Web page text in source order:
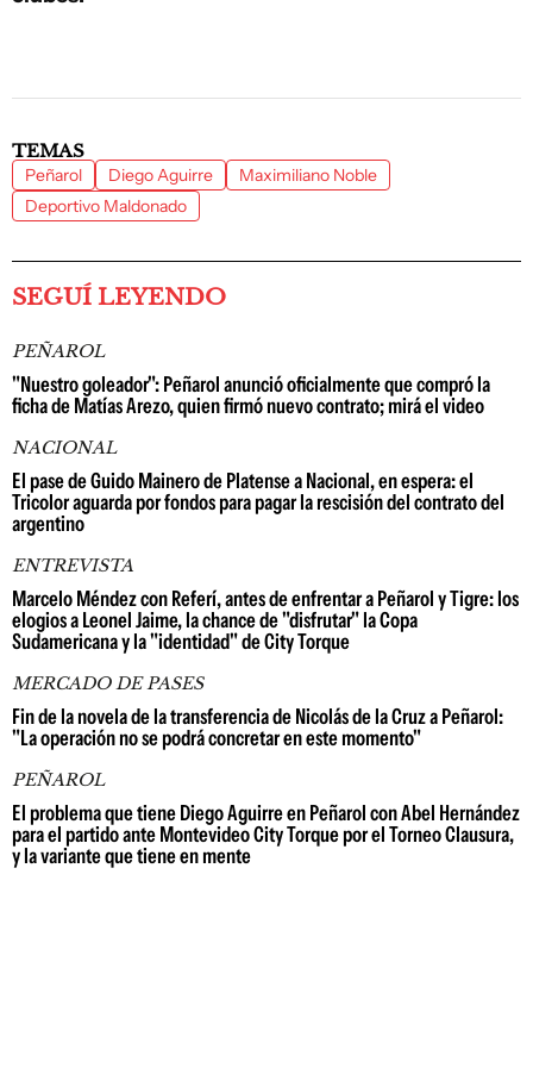
TEMAS
Peñarol Diego Aguirre
Maximiliano Noble
Deportivo Maldonado
SEGUÍ LEYENDO
PEÑAROL
"Nuestro goleador": Peñarol anunció oficialmente que compró la
ficha de Matías Arezo, quien firmó nuevo contrato; mirá el video
NACIONAL
El pase de Guido Mainero de Platense a Nacional, en espera: el
Tricolor aguarda por fondos para pagar la rescisión del contrato del
argentino
ENTREVISTA
Marcelo Méndez con Referí, antes de enfrentar a Peñarol y Tigre: los
elogios a Leonel Jaime, la chance de "disfrutar" la Copa
Sudamericana y la "identidad" de City Torque
MERCADO DE PASES
Fin de la novela de la transferencia de Nicolás de la Cruz a Peñarol:
"La operación no se podrá concretar en este momento"
PEÑAROL
El problema que tiene Diego Aguirre en Peñarol con Abel Hernández
para el partido ante Montevideo City Torque por el Torneo Clausura,
y la variante que tiene en mente